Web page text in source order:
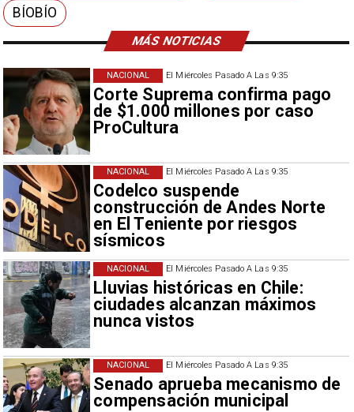
MÁS NOTICIAS
El Miércoles Pasado A Las 9:35
Corte Suprema confirma pago
de $1.000 millones por caso
ProCultura
NACIONAL
El Miércoles Pasado A Las 9:35
Codelco suspende
construcción de Andes Norte
en El Teniente por riesgos
sísmicos
NACIONAL
El Miércoles Pasado A Las 9:35
Lluvias históricas en Chile:
ciudades alcanzan máximos
nunca vistos
NACIONAL
El Miércoles Pasado A Las 9:35
Senado aprueba mecanismo de
compensación municipal
NACIONAL
BÍOBÍO